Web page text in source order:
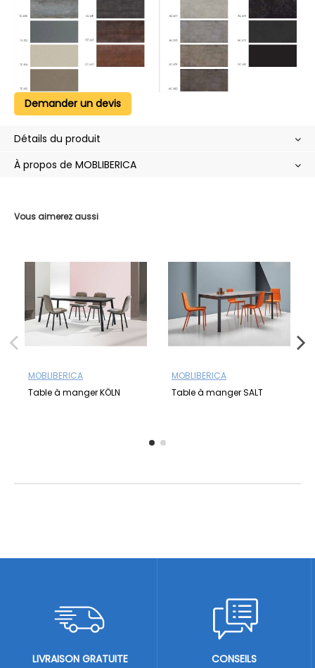
Vous aimerez aussi
MOBLIBERICA
Table à manger KÖLN
MOBLIBERICA
Table à manger SALT
Demander un devis
Détails du produit
À propos de MOBLIBERICA
LIVRAISON GRATUITE
CONSEILS